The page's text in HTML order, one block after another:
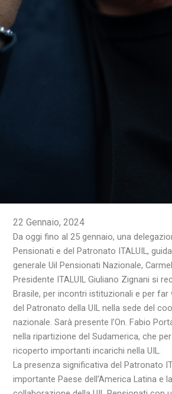
22 Gennaio, 2024
Da oggi fino al 25 gennaio, una
Pensionati e del Patronato ITALUIL,
generale Uil Pensionati Nazionale,
Presidente ITALUIL Giuliano Zignani si
Brasile, per incontri istituzionali e per far
del Patronato della UIL nella sede del
nazionale. Sarà presente l’On. Fabio
nella ripartizione del Sudamerica, che
ricoperto importanti incarichi nella UIL.
La presenza significativa del Patronato
importante Paese dell’America Latina e